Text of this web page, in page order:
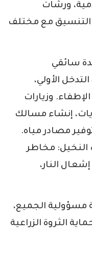
ورشات
التنسيق مع مختلف
سائقي
الأولي،
وزيارات
إنشاء مسالك
مصادر مياه.
النخيل: مخاطر
النار،
مسؤولية الجميع،
الثروة الزراعية